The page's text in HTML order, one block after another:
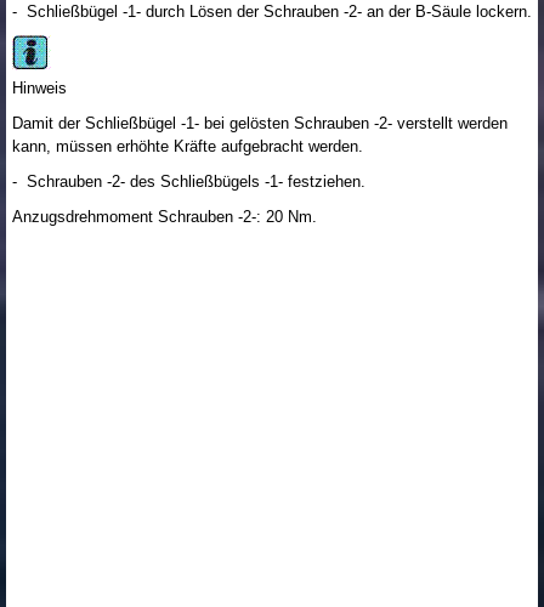
- Schließbügel -1- durch Lösen der Schrauben -2- an der B-Säule lockern.
Hinweis
Damit der Schließbügel -1- bei gelösten Schrauben -2- verstellt werden
kann, müssen erhöhte Kräfte aufgebracht werden.
- Schrauben -2- des Schließbügels -1- festziehen.
Anzugsdrehmoment Schrauben -2-: 20 Nm.